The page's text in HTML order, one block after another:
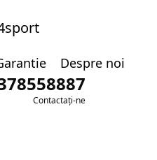
Despre noi
Contactați-ne